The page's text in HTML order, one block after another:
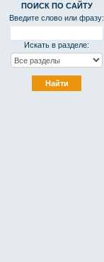
ПОИСК ПО САЙТУ
Введите слово или фразу:
Искать в разделе: